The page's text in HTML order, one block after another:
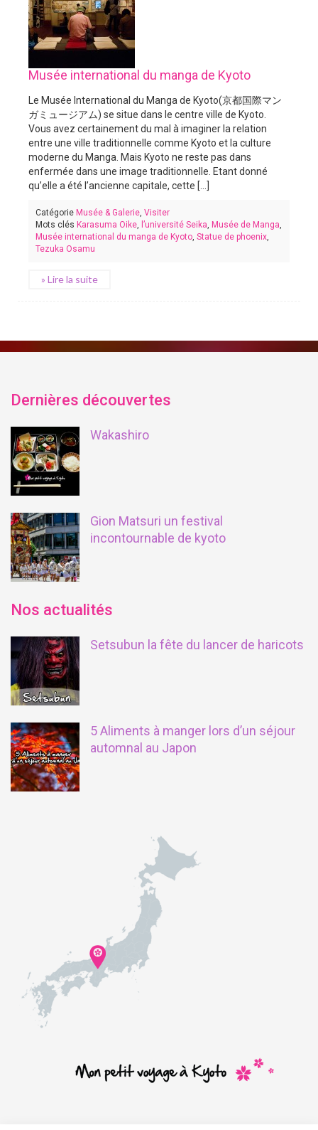
Musée international du manga de Kyoto
Le Musée International du Manga de Kyoto(京都国際マン
ガミュージアム) se situe dans le centre ville de Kyoto.
Vous avez certainement du mal à imaginer la relation
entre une ville traditionnelle comme Kyoto et la culture
moderne du Manga. Mais Kyoto ne reste pas dans
enfermée dans une image traditionnelle. Etant donné
qu’elle a été l’ancienne capitale, cette [...]
Catégorie Musée & Galerie, Visiter
Mots clés Karasuma Oike, l’université Seika, Musée de Manga,
Musée international du manga de Kyoto, Statue de phoenix,
Tezuka Osamu
» Lire la suite
Dernières découvertes
Wakashiro
Gion Matsuri un festival
incontournable de kyoto
Nos actualités
Setsubun la fête du lancer de haricots
5 Aliments à manger lors d’un séjour
automnal au Japon